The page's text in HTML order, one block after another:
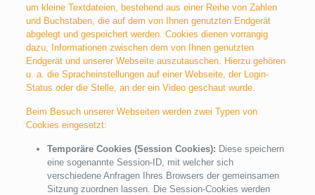
um kleine Textdateien, bestehend aus einer Reihe von Zahlen
und Buchstaben, die auf dem von Ihnen genutzten Endgerät
abgelegt und gespeichert werden. Cookies dienen vorrangig
dazu, Informationen zwischen dem von Ihnen genutzten
Endgerät und unserer Webseite auszutauschen. Hierzu gehören
u. a. die Spracheinstellungen auf einer Webseite, der Login-
Status oder die Stelle, an der ein Video geschaut wurde.
Beim Besuch unserer Webseiten werden zwei Typen von
Cookies eingesetzt:
Temporäre Cookies (Session Cookies): Diese speichern
eine sogenannte Session-ID, mit welcher sich
verschiedene Anfragen Ihres Browsers der gemeinsamen
Sitzung zuordnen lassen. Die Session-Cookies werden